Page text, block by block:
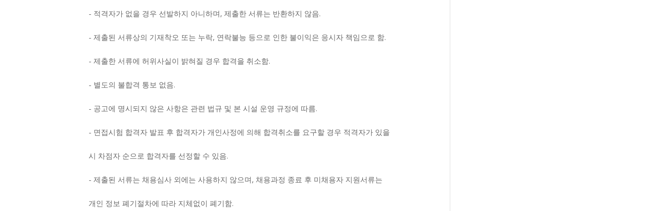
- 적격자가 없을 경우 선발하지 아니하며, 제출한 서류는 반환하지 않음.
- 제출된 서류상의 기재착오 또는 누락, 연락불능 등으로 인한 불이익은 응시자 책임으로 함.
- 제출한 서류에 허위사실이 밝혀질 경우 합격을 취소함.
- 별도의 불합격 통보 없음.
- 공고에 명시되지 않은 사항은 관련 법규 및 본 시설 운영 규정에 따름.
- 면접시험 합격자 발표 후 합격자가 개인사정에 의해 합격취소를 요구할 경우 적격자가 있을
시 차점자 순으로 합격자를 선정할 수 있음.
- 제출된 서류는 채용심사 외에는 사용하지 않으며, 채용과정 종료 후 미채용자 지원서류는
개인 정보 폐기절차에 따라 지체없이 폐기함.